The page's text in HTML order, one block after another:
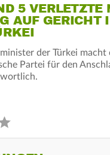
5 VERLETZTE
AUF GERICHT
der Türkei macht
Partei für den